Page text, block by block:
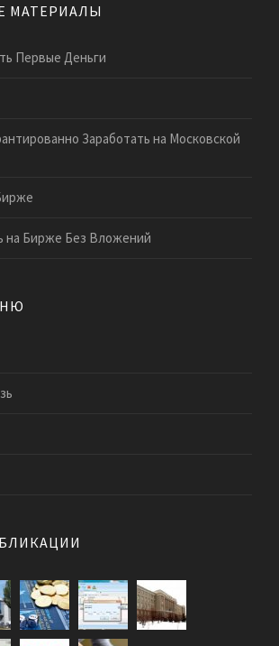
МАТЕРИАЛЫ
Первые Деньги
Заработать на Московской
на Бирже Без Вложений